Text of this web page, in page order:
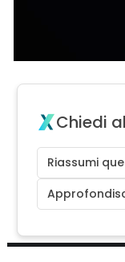
Chiedi
Riassumi